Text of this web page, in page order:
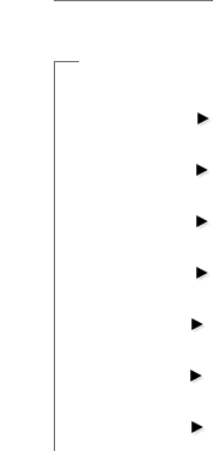
►
►
►
►
►
►
►